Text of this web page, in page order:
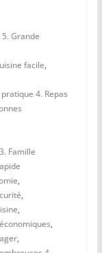
Grande
facile,
4. Repas
Famille
,
,
,
économiques,
,